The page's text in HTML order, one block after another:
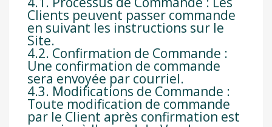
Clients peuvent passer commande
en suivant les instructions sur le
Site.
4.2. Confirmation de Commande :
Une confirmation de commande
sera envoyée par courriel.
4.3. Modifications de Commande :
Toute modification de commande
par le Client après confirmation est